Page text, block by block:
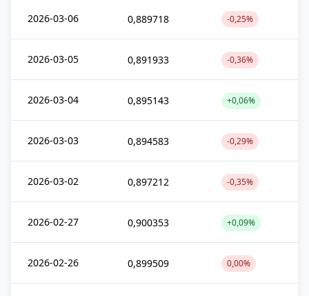
2026-03-06 0,889718 -0,25%
2026-03-05 0,891933 -0,36%
2026-03-04 0,895143 +0,06%
2026-03-03 0,894583 -0,29%
2026-03-02 0,897212 -0,35%
2026-02-27 0,900353 +0,09%
2026-02-26 0,899509 0,00%